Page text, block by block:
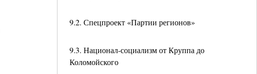
9.2. Спецпроект «Партии регионов»
9.3. Национал-социализм от Круппа до
Коломойского